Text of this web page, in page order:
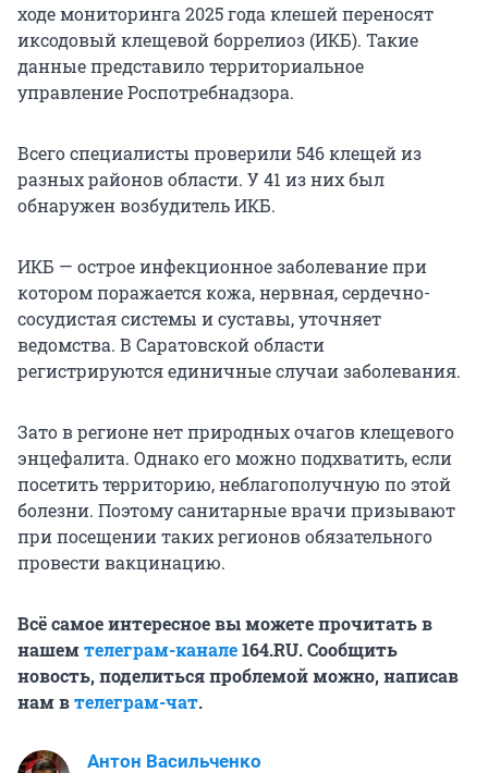
ходе мониторинга 2025 года клешей переносят
иксодовый клещевой боррелиоз (ИКБ). Такие
данные представило территориальное
управление Роспотребнадзора.
Всего специалисты проверили 546 клещей из
разных районов области. У 41 из них был
обнаружен возбудитель ИКБ.
ИКБ — острое инфекционное заболевание при
котором поражается кожа, нервная, сердечно-
сосудистая системы и суставы, уточняет
ведомства. В Саратовской области
регистрируются единичные случаи заболевания.
Зато в регионе нет природных очагов клещевого
энцефалита. Однако его можно подхватить, если
посетить территорию, неблагополучную по этой
болезни. Поэтому санитарные врачи призывают
при посещении таких регионов обязательного
провести вакцинацию.
Всё самое интересное вы можете прочитать в
нашемтелеграм-канале164.RU. Сообщить
новость, поделиться проблемой можно, написав
нам втелеграм-чат.
Антон Васильченко